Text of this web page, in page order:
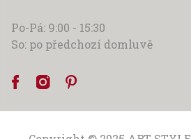
Po-Pá: 9:00 - 15:30
So: po předchozí domluvě